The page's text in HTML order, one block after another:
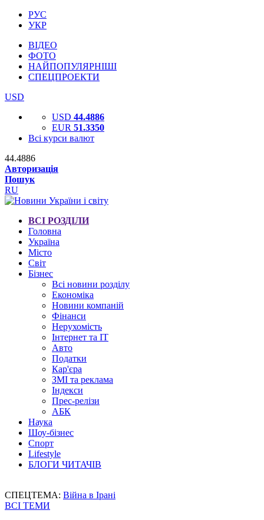
РУС
УКР
ВІДЕО
ФОТО
НАЙПОПУЛЯРНІШІ
СПЕЦПРОЕКТИ
USD
USD 44.4886
EUR 51.3350
Всі курси валют
44.4886
Авторизація
Пошук
RU
ВСІ РОЗДІЛИ
Головна
Україна
Місто
Світ
Бізнес
Всі новини розділу
Економіка
Новини компаній
Фінанси
Нерухомість
Інтернет та IT
Авто
Податки
Кар'єра
ЗМІ та реклама
Індекси
Прес-релізи
АБК
Наука
Шоу-бізнес
Спорт
Lifestyle
БЛОГИ ЧИТАЧІВ
СПЕЦТЕМА: Війна в Ірані
ВСІ ТЕМИ